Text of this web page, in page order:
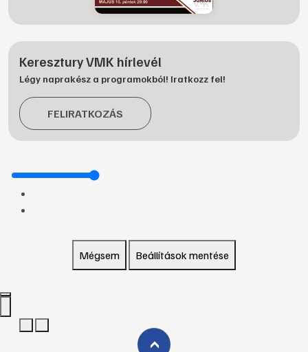
Keresztury VMK hírlevél
Légy naprakész a programokból! Iratkozz fel!
FELIRATKOZÁS
Mégsem Beállítások mentése
›